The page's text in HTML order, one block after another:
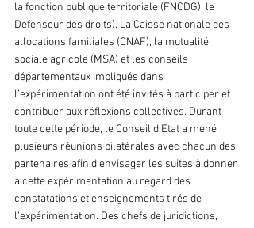
la fonction publique territoriale (FNCDG), le
Défenseur des droits), La Caisse nationale des
allocations familiales (CNAF), la mutualité
sociale agricole (MSA) et les conseils
départementaux impliqués dans
l’expérimentation ont été invités à participer et
contribuer aux réflexions collectives. Durant
toute cette période, le Conseil d’Etat a mené
plusieurs réunions bilatérales avec chacun des
partenaires afin d’envisager les suites à donner
à cette expérimentation au regard des
constatations et enseignements tirés de
l’expérimentation. Des chefs de juridictions,